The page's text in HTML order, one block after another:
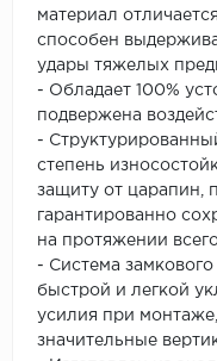
материал
способен
удары тяжелых
- Обладает 100%
подвержена
-
степень
защиту от царапин,
гарантированно
на протяжении
- Система
быстрой и легкой
усилия при
значительные